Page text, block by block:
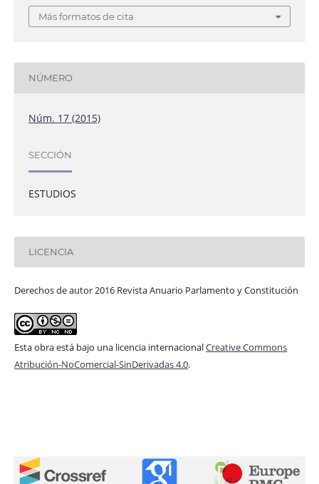
Más formatos de cita
NÚMERO
Núm. 17 (2015)
SECCIÓN
ESTUDIOS
LICENCIA
Derechos de autor 2016 Revista Anuario Parlamento y Constitución
Esta obra está bajo una licencia internacionalCreative Commons
Atribución-NoComercial-SinDerivadas 4.0.